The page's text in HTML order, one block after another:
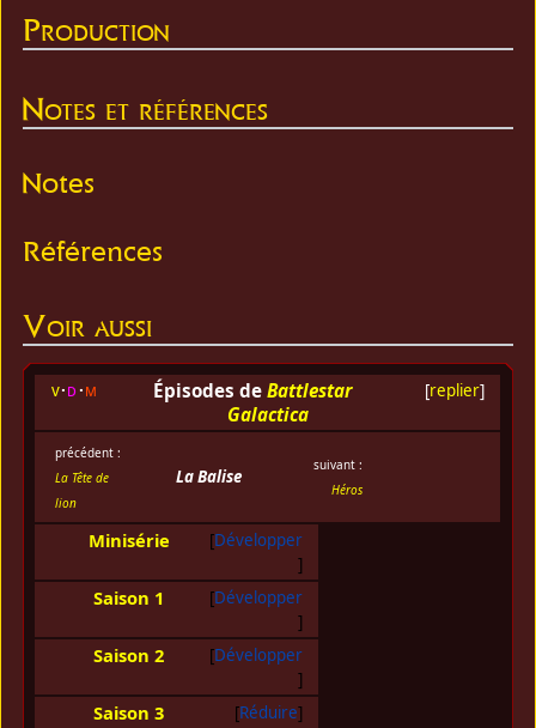
Production
Notes et références
Notes
Références
Voir aussi
[replier]
v d m Épisodes de Battlestar
Galactica
précédent :
La Tête de
lion
La Balise
suivant :
Héros
Développer
Minisérie
Développer
Saison 1
Développer
Saison 2
Réduire
Saison 3